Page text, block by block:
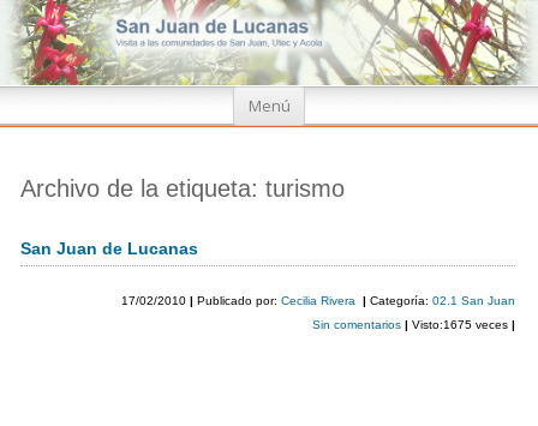
Menú
Ir
Archivo de la etiqueta: turismo
San Juan de Lucanas
17/02/2010 | Publicado por:Cecilia Rivera |Categoría:02.1 San Juan
Sin comentarios| Visto:1675 veces|